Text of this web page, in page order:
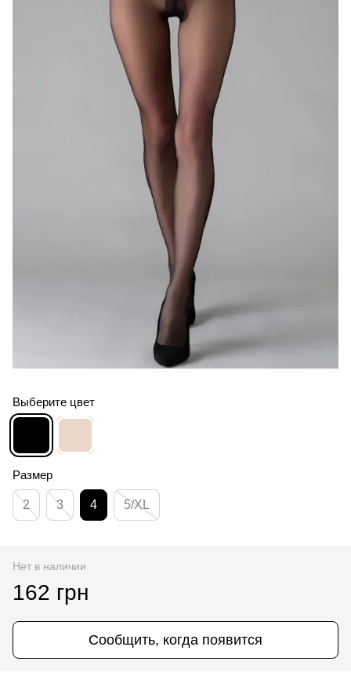
Выберите цвет
Размер
2 3 4 5/XL
Нет в наличии
162 грн
Сообщить, когда появится